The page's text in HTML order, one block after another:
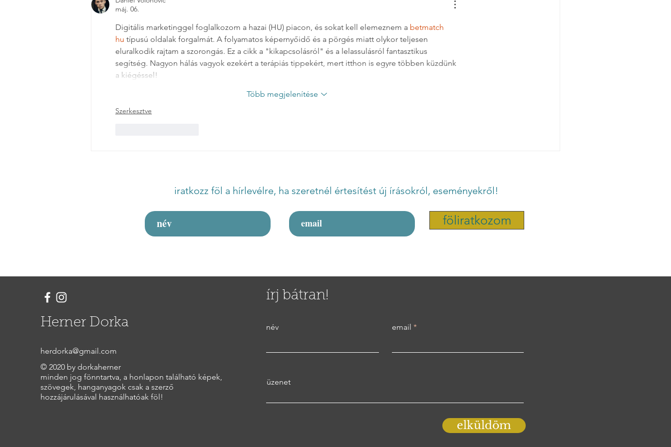
máj. 06.
Digitális marketinggel foglalkozom a hazai (HU) piacon, és sokat kell elemeznem a betmatch
hu típusú oldalak forgalmát. A folyamatos képernyőidő és a pörgés miatt olykor teljesen
eluralkodik rajtam a szorongás. Ez a cikk a "kikapcsolásról" és a lelassulásról fantasztikus
segítség. Nagyon hálás vagyok ezekért a terápiás tippekért, mert itthon is egyre többen küzdünk
a kiégéssel!
Több megjelenítése
Szerkesztve
iratkozz föl a hírlevélre, ha szeretnél értesítést új írásokról, eseményekről!
föliratkozom
Herner Dorka
herdorka@gmail.com
© 2020 by dorkaherner
minden jog fönntartva, a honlapon található képek,
szövegek, hanganyagok csak a szerző
hozzájárulásával használhatóak föl!
írj bátran!
név email
üzenet
elküldöm